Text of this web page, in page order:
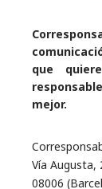
que
mejor.
Vía Augusta,
08006